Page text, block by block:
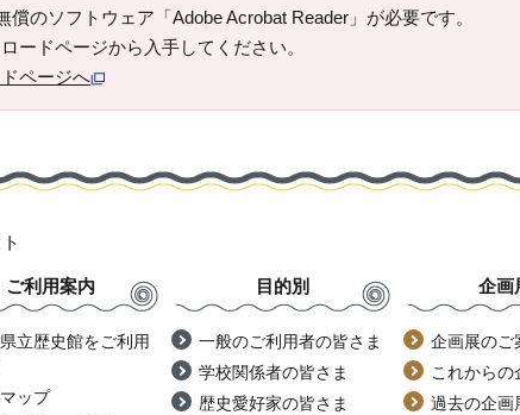
のソフトウェア「Adobe Acrobat Reader」が必要です。
ードページから入手してください。
ページへ
ご利用案内
立歴史館をご利用
ップ
目的別
一般のご利用者の皆さま
学校関係者の皆さま
歴史愛好家の皆さま
企画
企画展のご
これからの
過去の企画